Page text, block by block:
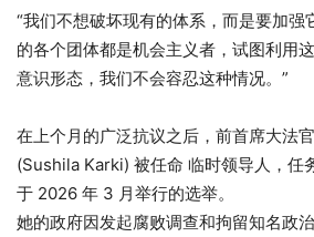
“我们不想破坏现有的体系，而是要加强
的各个团体都是机会主义者，试图利用
意识形态，我们不会容忍这种情况。”
在上个月的广泛抗议之后，前首席大法
(Sushila Karki) 被任命 临时领导人 ，任
于 2026 年 3 月举行的选举。
她的政府因发起腐败调查和拘留知名政